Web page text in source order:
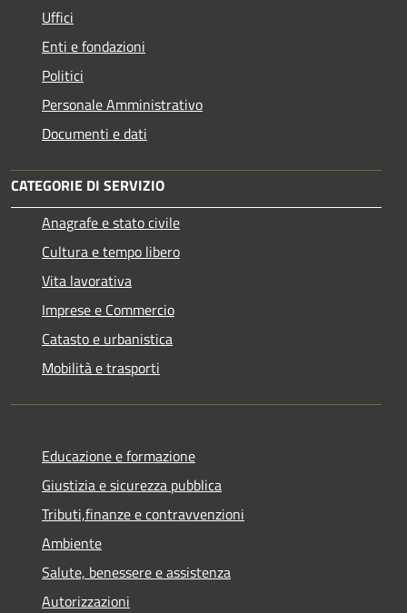
Uffici
Enti e fondazioni
Politici
Personale Amministrativo
Documenti e dati
CATEGORIE DI SERVIZIO
Anagrafe e stato civile
Cultura e tempo libero
Vita lavorativa
Imprese e Commercio
Catasto e urbanistica
Mobilità e trasporti
Educazione e formazione
Giustizia e sicurezza pubblica
Tributi,finanze e contravvenzioni
Ambiente
Salute, benessere e assistenza
Autorizzazioni